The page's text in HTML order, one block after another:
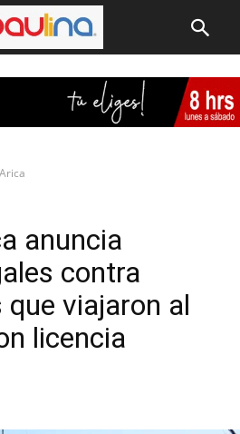
Arica
anuncia
contra
viajaron al
licencia